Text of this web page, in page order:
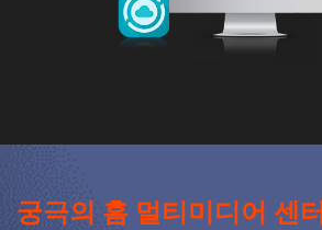
궁극의 홈 멀티미디어 센터